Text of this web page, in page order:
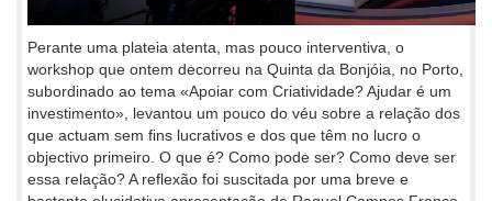
Perante uma plateia atenta, mas pouco interventiva, o
workshop que ontem decorreu na Quinta da Bonjóia, no Porto,
subordinado ao tema «Apoiar com Criatividade? Ajudar é um
investimento», levantou um pouco do véu sobre a relação dos
que actuam sem fins lucrativos e dos que têm no lucro o
objectivo primeiro. O que é? Como pode ser? Como deve ser
essa relação? A reflexão foi suscitada por uma breve e